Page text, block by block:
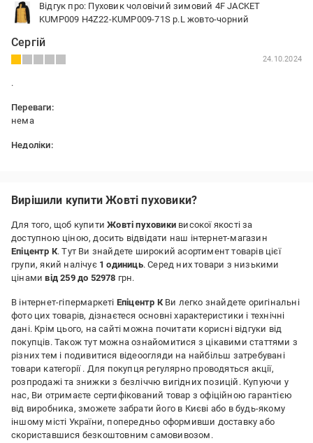
Відгук про: Пуховик чоловічий зимовий 4F JACKET
KUMP009 H4Z22-KUMP009-71S р.L жовто-чорний
Сергій
24.10.2024
.
Переваги:
нема
Недоліки:
Вирішили купити Жовті пуховики?
Для того, щоб купитиЖовті пуховики високої якості за
доступною ціною, досить відвідати наш інтернет-магазин
Епіцентр К. Тут Ви знайдете широкий асортимент товарів цієї
групи, який налічує 1 одиниць. Серед них товари з низькими
цінамивід 259 до 52978 грн.
В інтернет-гіпермаркеті Епіцентр КВи легко знайдете оригінальні
фото цих товарів, дізнаєтеся основні характеристики і технічні
дані. Крім цього, на сайті можна почитати корисні відгуки від
покупців. Також тут можна ознайомитися з цікавими статтями з
різних тем і подивитися відеоогляди на найбільш затребувані
товари категорії . Для покупця регулярно проводяться акції,
розпродажі та знижки з безліччю вигідних позицій. Купуючи у
нас, Ви отримаєте сертифікований товар з офіційною гарантією
від виробника, зможете забрати його в Києві або в будь-якому
іншому місті України, попередньо оформивши доставку або
скориставшися безкоштовним самовивозом.